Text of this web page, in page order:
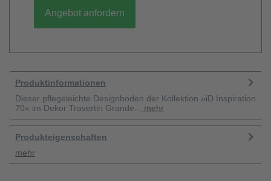
Angebot anfordern
Produktinformationen
Dieser pflegeleichte Designboden der Kollektion »iD Inspiration
70« im Dekor Travertin Grande...
mehr
Produkteigenschaften
mehr